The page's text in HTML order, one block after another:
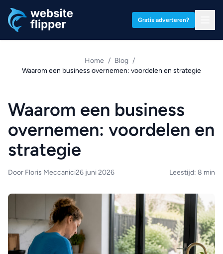
Gratis adverteren?
Home / Blog /
Waarom een business overnemen: voordelen en strategie
Waarom een business
overnemen: voordelen en
strategie
Door Floris Meccanici26 juni 2026 Leestijd: 8 min